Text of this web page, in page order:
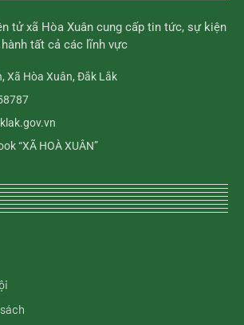
tử xã Hòa Xuân cung cấp tin tức, sự kiện
tất cả các lĩnh vực
Xã Hòa Xuân, Đắk Lắk
“XÃ HOÀ XUÂN”